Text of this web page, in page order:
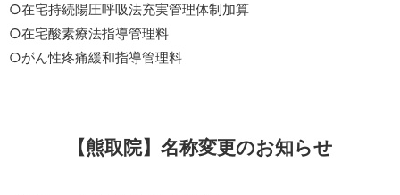
○在宅持続陽圧呼吸法充実管理体制加算
○在宅酸素療法指導管理料
○がん性疼痛緩和指導管理料
【熊取院】名称変更のお知らせ